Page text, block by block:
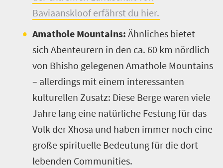
Baviaanskloof erfährst du hier.
Amathole Mountains: Ähnliches bietet
sich Abenteurern in den ca. 60 km nördlich
von Bhisho gelegenen Amathole Mountains
– allerdings mit einem interessanten
kulturellen Zusatz: Diese Berge waren viele
Jahre lang eine natürliche Festung für das
Volk der Xhosa und haben immer noch eine
große spirituelle Bedeutung für die dort
lebenden Communities.